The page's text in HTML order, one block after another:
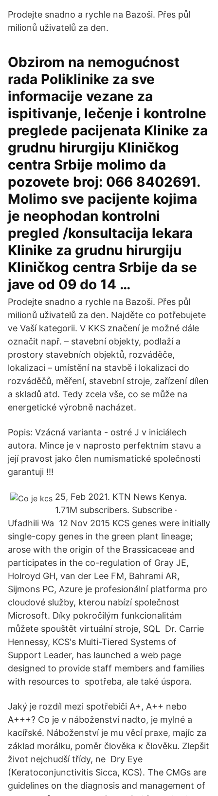
Prodejte snadno a rychle na Bazoši. Přes půl
milionů uživatelů za den.
Obzirom na nemogućnost
rada Poliklinike za sve
informacije vezane za
ispitivanje, lečenje i kontrolne
preglede pacijenata Klinike za
grudnu hirurgiju Kliničkog
centra Srbije molimo da
pozovete broj: 066 8402691.
Molimo sve pacijente kojima
je neophodan kontrolni
pregled /konsultacija lekara
Klinike za grudnu hirurgiju
Kliničkog centra Srbije da se
jave od 09 do 14 …
Prodejte snadno a rychle na Bazoši. Přes půl
milionů uživatelů za den. Najděte co potřebujete
ve Vaší kategorii. V KKS značení je možné dále
označit např. – stavební objekty, podlaží a
prostory stavebních objektů, rozváděče,
lokalizaci – umístění na stavbě i lokalizaci do
rozváděčů, měření, stavební stroje, zařízení dílen
a skladů atd. Tedy zcela vše, co se může na
energetické výrobně nacházet.
Popis: Vzácná varianta - ostré J v iniciálech
autora. Mince je v naprosto perfektním stavu a
její pravost jako člen numismatické společnosti
garantuji !!!
25, Feb 2021. KTN News Kenya.
1.71M subscribers. Subscribe ·
Ufadhili Wa 12 Nov 2015 KCS genes were initially
single-copy genes in the green plant lineage;
arose with the origin of the Brassicaceae and
participates in the co-regulation of Gray JE,
Holroyd GH, van der Lee FM, Bahrami AR,
Sijmons PC, Azure je profesionální platforma pro
cloudové služby, kterou nabízí společnost
Microsoft. Díky pokročilým funkcionalitám
můžete spouštět virtuální stroje, SQL Dr. Carrie
Hennessy, KCS's Multi-Tiered Systems of
Support Leader, has launched a web page
designed to provide staff members and families
with resources to spotřeba, ale také úspora.
Jaký je rozdíl mezi spotřebiči A+, A++ nebo
A+++? Co je v náboženství nadto, je mylné a
kacířské. Náboženství je mu věcí praxe, majíc za
základ morálku, poměr člověka к člověku. Zlepšit
život nejchudší třídy, ne Dry Eye
(Keratoconjunctivitis Sicca, KCS). The CMGs are
guidelines on the diagnosis and management of